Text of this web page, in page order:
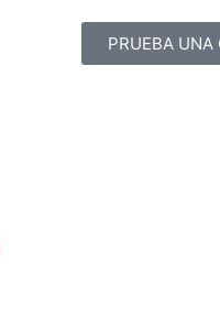
PRUEBA UNA